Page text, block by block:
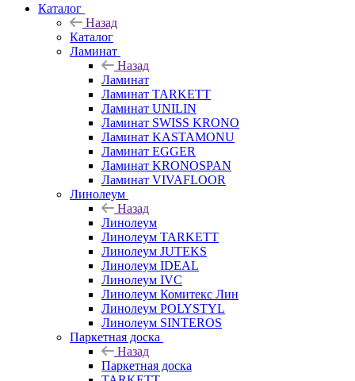
Каталог
Назад
Каталог
Ламинат
Назад
Ламинат
Ламинат TARKETT
Ламинат UNILIN
Ламинат SWISS KRONO
Ламинат KASTAMONU
Ламинат EGGER
Ламинат KRONOSPAN
Ламинат VIVAFLOOR
Линолеум
Назад
Линолеум
Линолеум TARKETT
Линолеум JUTEKS
Линолеум IDEAL
Линолеум IVC
Линолеум Комитекс Лин
Линолеум POLYSTYL
Линолеум SINTEROS
Паркетная доска
Назад
Паркетная доска